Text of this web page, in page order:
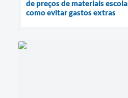
de preços de materiais
como evitar gastos extras